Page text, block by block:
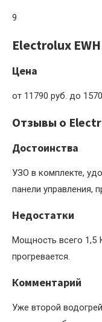
9
Electrolux
Цена
от 11790 руб. до
Отзывы о
Достоинства
УЗО в комплекте,
панели управления,
Недостатки
Мощность всего 1,5
прогревается.
Комментарий
Уже второй